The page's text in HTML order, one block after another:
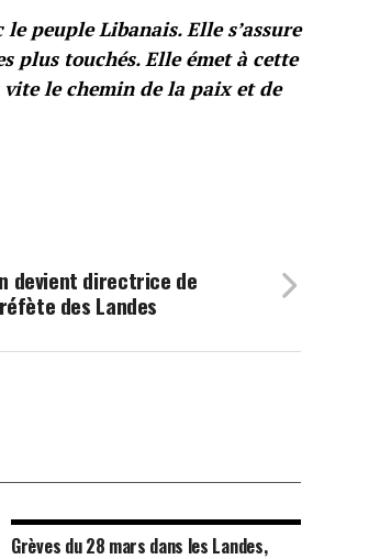
peuple Libanais. Elle s’assure
plus touchés. Elle émet à cette
le chemin de la paix et de
devient directrice de
des Landes
Grèves du 28 mars dans les Landes,